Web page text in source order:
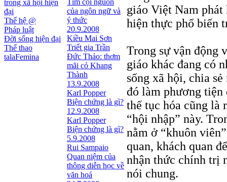
trong xã hội hiện
đại
Thế hệ @
Pháp luật
Đời sống hiện đại
Thể thao
talaFemina
Tìm cội nguồn
của ngôn ngữ và
ý thức
20.9.2008
Kiều Mai Sơn
Triết gia Trần
Ðức Thảo: thơm
mãi cỏ Khang
Thành
13.9.2008
Karl Popper
Biện chứng là gì?
12.9.2008
Karl Popper
Biện chứng là gì?
5.9.2008
Rui Sampaio
Quan niệm của
thông diễn học về
văn hoá
giáo Việt Nam phát
hiện thực phổ biến
Trong sự vận động
giáo khác đang có
sống xã hội, chia
đó làm phương tiện
thế tục hóa cũng là
“hội nhập” này.
nằm ở “khuôn
quan, khách quan
nhận thức chính trị
nói chung.